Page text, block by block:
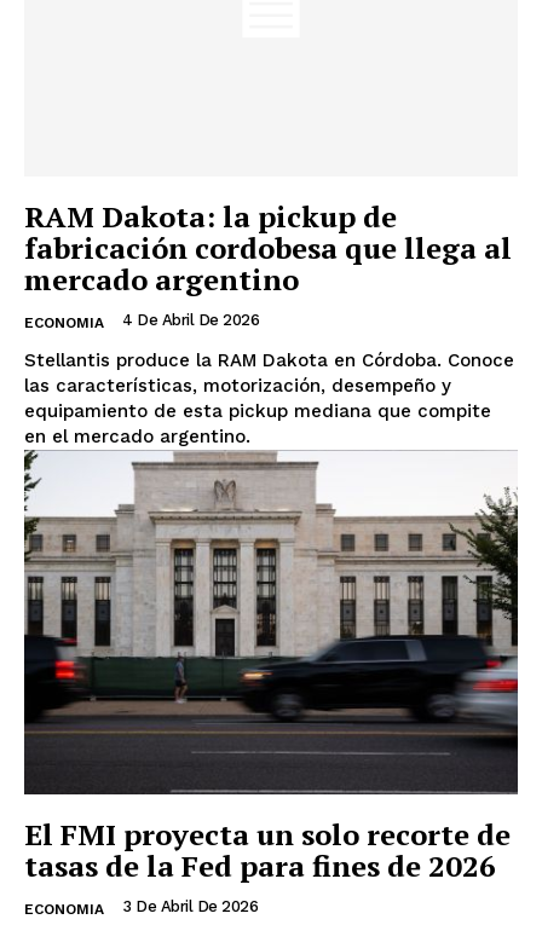
RAM Dakota: la pickup de
fabricación cordobesa que llega al
mercado argentino
ECONOMIA 4 De Abril De 2026
Stellantis produce la RAM Dakota en Córdoba. Conoce
las características, motorización, desempeño y
equipamiento de esta pickup mediana que compite
en el mercado argentino.
El FMI proyecta un solo recorte de
tasas de la Fed para fines de 2026
ECONOMIA 3 De Abril De 2026